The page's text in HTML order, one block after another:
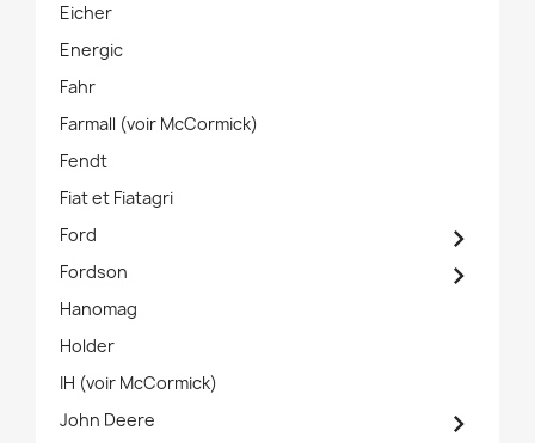
Eicher
Energic
Fahr
Farmall (voir McCormick)
Fendt
Fiat et Fiatagri
Ford

Fordson 
Hanomag
Holder
IH (voir McCormick)
John Deere
